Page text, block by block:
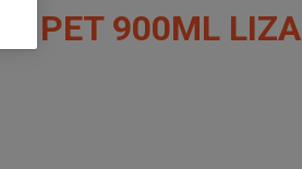
PET 900ML LIZA